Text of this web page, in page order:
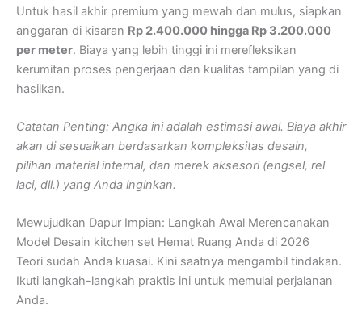
Untuk hasil akhir premium yang mewah dan mulus, siapkan
anggaran di kisaran Rp 2.400.000 hingga Rp 3.200.000
per meter. Biaya yang lebih tinggi ini merefleksikan
kerumitan proses pengerjaan dan kualitas tampilan yang di
hasilkan.
Catatan Penting: Angka ini adalah estimasi awal. Biaya akhir
akan di sesuaikan berdasarkan kompleksitas desain,
pilihan material internal, dan merek aksesori (engsel, rel
laci, dll.) yang Anda inginkan.
Mewujudkan Dapur Impian: Langkah Awal Merencanakan
Model Desain kitchen set Hemat Ruang Anda di 2026
Teori sudah Anda kuasai. Kini saatnya mengambil tindakan.
Ikuti langkah-langkah praktis ini untuk memulai perjalanan
Anda.